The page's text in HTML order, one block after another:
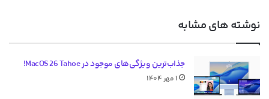
نوشته های مشابه
جذاب‌ترین ویژگی‌های موجود در MacOS 26 Tahoe!
۱ مهر ۱۴۰۴